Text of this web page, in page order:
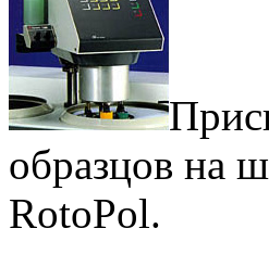
образцов на
RotoPol.